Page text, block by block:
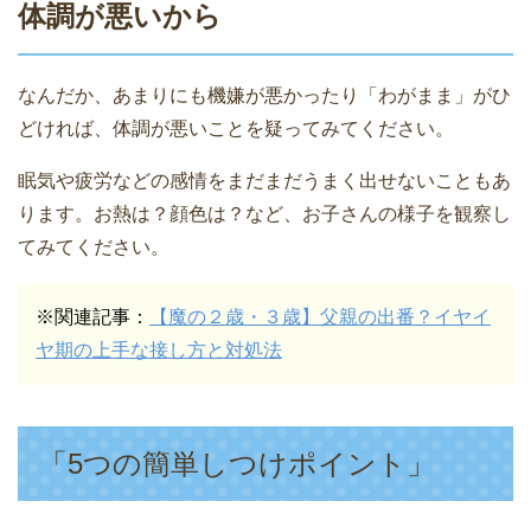
体調が悪いから
なんだか、あまりにも機嫌が悪かったり「わがまま」がひ
どければ、体調が悪いことを疑ってみてください。
眠気や疲労などの感情をまだまだうまく出せないこともあ
ります。お熱は？顔色は？など、お子さんの様子を観察し
てみてください。
※関連記事：
【魔の２歳・３歳】父親の出番？イヤイ
ヤ期の上手な接し方と対処法
「5つの簡単しつけポイント」